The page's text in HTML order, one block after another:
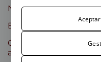
Novedades
Blog
Contratación
administrativa